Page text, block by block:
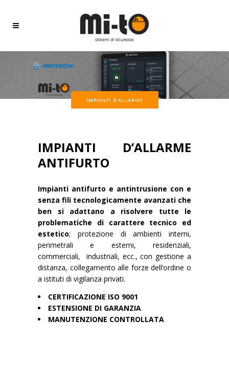
IMPIANTI D’ALLARME
IMPIANTI D’ALLARME
ANTIFURTO
Impianti antifurto e antintrusione con e
senza fili tecnologicamente avanzati che
ben si adattano a risolvere tutte le
problematiche di carattere tecnico ed
estetico; protezione di ambienti interni,
perimetrali e esterni, residenziali,
commerciali, industriali, ecc., con gestione a
distanza, collegamento alle forze dell’ordine o
a istituti di vigilanza privati.
CERTIFICAZIONE ISO 9001
ESTENSIONE DI GARANZIA
MANUTENZIONE CONTROLLATA